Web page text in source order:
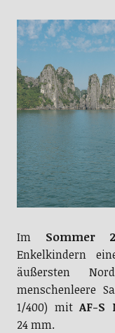
Im Sommer
Enkelkindern
äußersten
menschenleere
1/400) mitAF-S
24 mm.